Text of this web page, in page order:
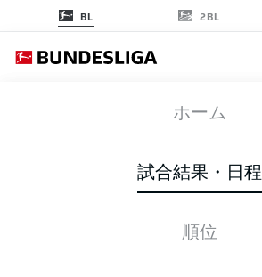
BL 2BL
ホーム
試合結果・日程
順位
SGE B04
スターティングメンバー